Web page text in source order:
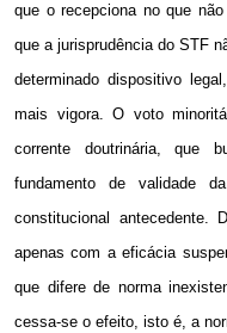
que o recepciona no que
que a jurisprudência do STF
determinado dispositivo
mais vigora. O voto
corrente doutrinária, que
fundamento de validade
constitucional antecedente.
apenas com a eficácia
que difere de norma
cessa-se o efeito, isto é, a